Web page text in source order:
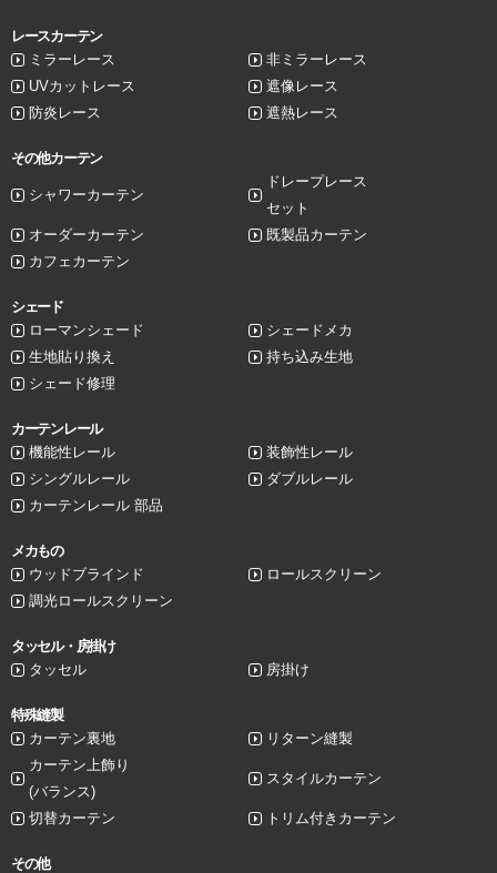
レースカーテン
ミラーレース
非ミラーレース
UVカットレース
遮像レース
防炎レース
遮熱レース
その他カーテン
シャワーカーテン
ドレープレース
セット
オーダーカーテン
既製品カーテン
カフェカーテン
シェード
ローマンシェード
シェードメカ
生地貼り換え
持ち込み生地
シェード修理
カーテンレール
機能性レール
装飾性レール
シングルレール
ダブルレール
カーテンレール 部品
メカもの
ウッドブラインド
ロールスクリーン
調光ロールスクリーン
タッセル・房掛け
タッセル
房掛け
特殊縫製
カーテン裏地
リターン縫製
カーテン上飾り
(バランス)
スタイルカーテン
切替カーテン トリム付きカーテン
その他